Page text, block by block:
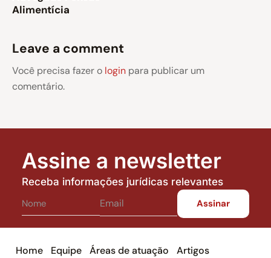
Alimentícia
Leave a comment
Você precisa fazer o login para publicar um
comentário.
Assine a newsletter
Receba informações jurídicas relevantes
Home Equipe Áreas de atuação
Artigos